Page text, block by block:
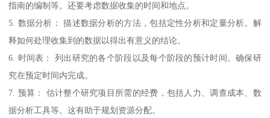
指南的编制等。还要考虑数据收集的时间和地点。
5. 数据分析： 描述数据分析的方法，包括定性分析和定量分析。解
释如何处理收集到的数据以得出有意义的结论。
6. 时间表： 列出研究的各个阶段以及每个阶段的预计时间。确保研
究在预定时间内完成。
7. 预算： 估计整个研究项目所需的经费，包括人力、调查成本、数
据分析工具等。这有助于规划资源分配。